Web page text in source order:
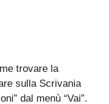
trovare la
sulla Scrivania
dal menù “Vai”.